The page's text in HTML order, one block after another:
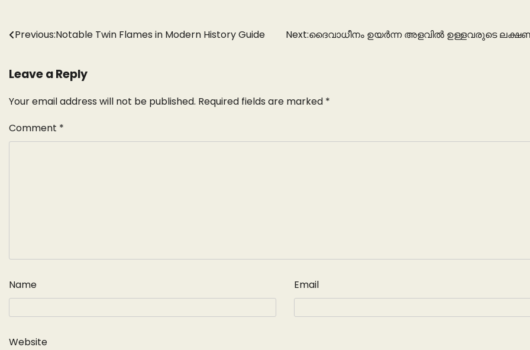
Post
Previous:Notable Twin Flames in Modern History Guide Next:ദൈവാധീനം ഉയർന്ന അളവിൽ ഉള്ളവരുടെ
Leave a Reply
Your email address will not be published. Required fields are marked *
Comment *
Name Email
Website